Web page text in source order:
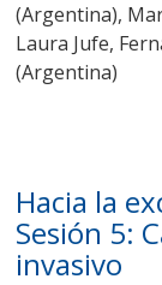
(Argentina),
Laura Jufe,
(Argentina)
Hacia la
Sesión 5:
invasivo